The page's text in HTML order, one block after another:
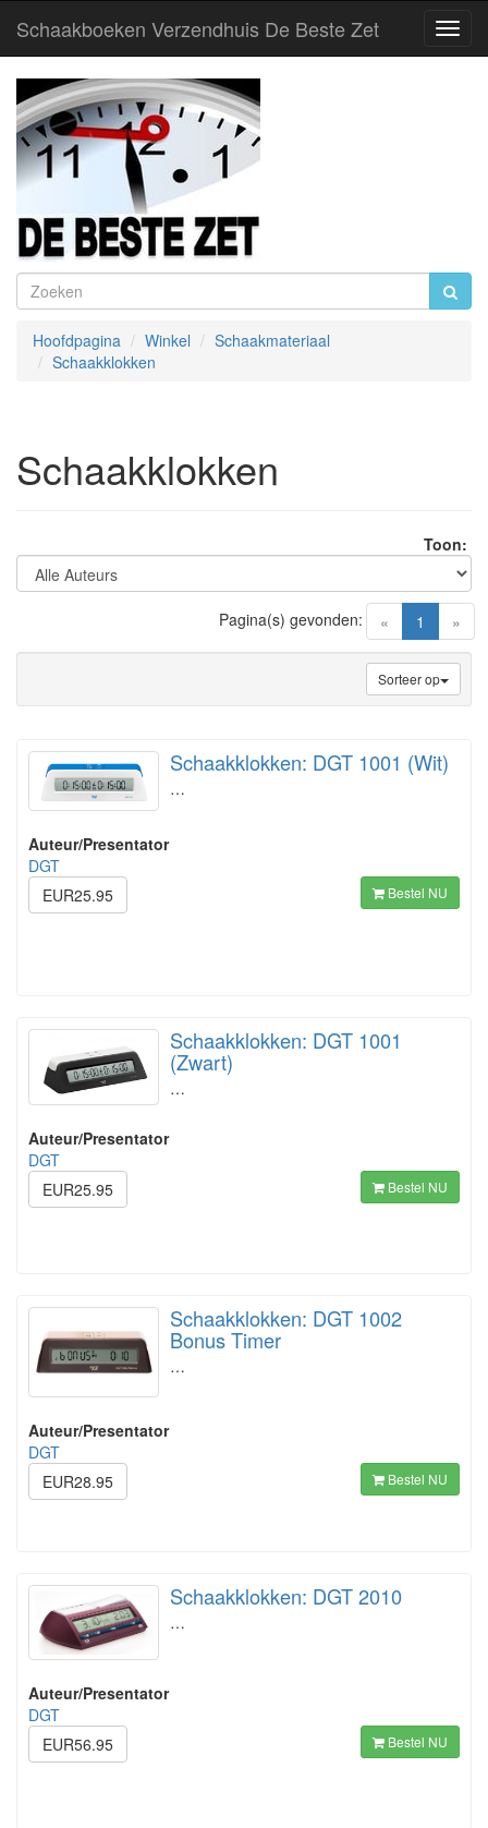
Schaakboeken Verzendhuis De Beste Zet
Hoofdpagina Winkel
Schaakmateriaal
Schaakklokken
Schaakklokken
Toon:
« 1 (current)
»
Pagina(s) gevonden:
Sorteer op
Schaakklokken: DGT 1001 (Wit)
…
Auteur/Presentator
DGT
EUR25.95
Bestel NU
Schaakklokken: DGT 1001
(Zwart)
…
Auteur/Presentator
DGT
EUR25.95
Bestel NU
Schaakklokken: DGT 1002
Bonus Timer
…
Auteur/Presentator
DGT
EUR28.95
Bestel NU
Schaakklokken: DGT 2010
…
Auteur/Presentator
DGT
EUR56.95
Bestel NU